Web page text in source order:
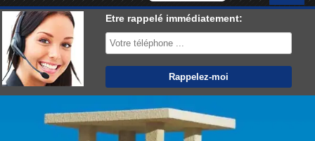
Etre rappelé immédiatement: